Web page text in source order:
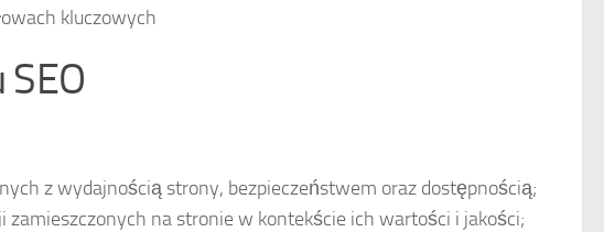
kluczowych
z wydajnością strony, bezpieczeństwem oraz dostępnością;
zamieszczonych na stronie w kontekście ich wartości i jakości;